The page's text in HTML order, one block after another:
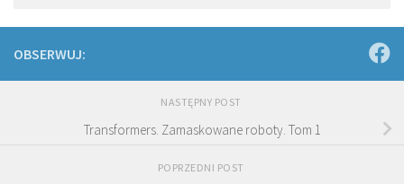
OBSERWUJ:
NASTĘPNY POST
Transformers. Zamaskowane roboty. Tom 1
POPRZEDNI POST